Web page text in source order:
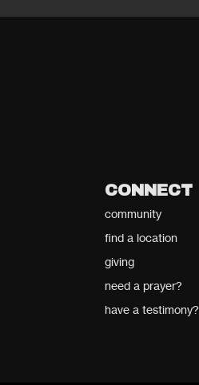
CONNECT
community
find a location
giving
need a prayer?
have a testimony?